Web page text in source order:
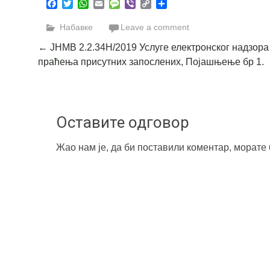
Facebook
TwitterWhatsApp
EmailMessage
Viber Copy
Набавке Leave a comment
Post
navigation
← ЈНМВ 2.2.34Н/2019 Услуге електронског надзора
праћења присутних запослених, Појашњење бр 1.
Оставите одговор
Жао нам је, да би поставили коментар, морате